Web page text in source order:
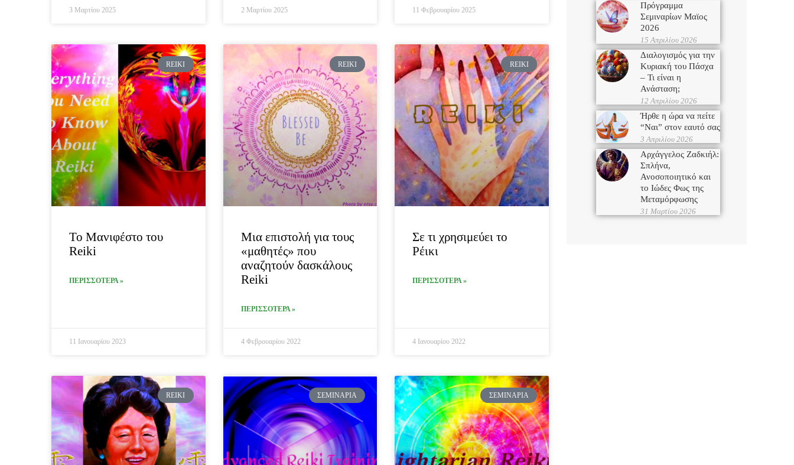
3 Μαρτίου 2025 2 Μαρτίου 2025 11 Φεβρουαρίου 2025
REIKI
Το Μανιφέστο του
Reiki
ΠΕΡΙΣΣΟΤΕΡΑ »
11 Ιανουαρίου 2023
REIKI
Μια επιστολή για τους
«μαθητές» που
αναζητούν δασκάλους
Reiki
ΠΕΡΙΣΣΟΤΕΡΑ »
4 Φεβρουαρίου 2022
REIKI
Σε τι χρησιμεύει το
Ρέικι
ΠΕΡΙΣΣΟΤΕΡΑ »
4 Ιανουαρίου 2022
REIKI ΣΕΜΙΝΆΡΙΑ ΣΕΜΙΝΆΡΙΑ
Πρόγραμμα
Σεμιναρίων Μαϊος
2026
15 Απριλίου 2026
Διαλογισμός για την
Κυριακή του Πάσχα
– Τι είναι η
Ανάσταση;
12 Απριλίου 2026
Ήρθε η ώρα να πείτε
“Ναι” στον εαυτό σας
3 Απριλίου 2026
Αρχάγγελος Ζαδκιήλ:
Σπλήνα,
Ανοσοποιητικό και
το Ιώδες Φως της
Μεταμόρφωσης
31 Μαρτίου 2026